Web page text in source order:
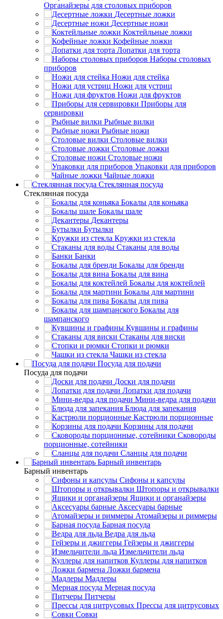
Органайзеры для столовых приборов
Десертные ложки
Десертные ножи
Коктейльные ложки
Кофейные ложки
Лопатки для торта
Наборы столовых
приборов
Ножи для стейка
Ножи для устриц
Ножи для фруктов
Приборы для
сервировки
Рыбные вилки
Рыбные ножи
Столовые вилки
Столовые ложки
Столовые ножи
Упаковки для приборов
Чайные ложки
Стеклянная посуда
Стеклянная посуда
Бокалы для коньяка
Бокалы шале
Декантеры
Бутылки
Кружки из стекла
Стаканы для воды
Банки
Бокалы для бренди
Бокалы для вина
Бокалы для коктейлей
Бокалы для мартини
Бокалы для пива
Бокалы для
шампанского
Кувшины и графины
Стаканы для виски
Стопки и рюмки
Чашки из стекла
Посуда для подачи
Посуда для подачи
Доски для подачи
Лопатки для подачи
Мини-ведра для подачи
Блюда для запекания
Кастрюли порционные
Корзины для подачи
Сковороды
порционные, сотейники
Сланцы для подачи
Барный инвентарь
Барный инвентарь
Сифоны и капсулы
Штопоры и открывалки
Ящики и органайзеры
Аксесуары барные
Атомайзеры и риммеры
Барная посуда
Ведра для льда
Гейзеры и джиггеры
Измельчители льда
Куллеры для напитков
Ложки бармена
Мадлеры
Мерная посуда
Питчеры
Прессы для цитрусовых
Совки